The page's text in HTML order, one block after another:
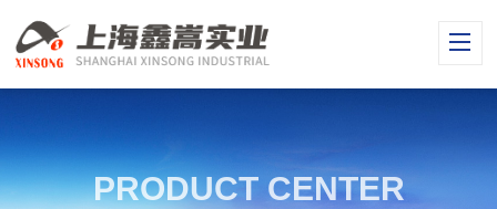
PRODUCT CENTER